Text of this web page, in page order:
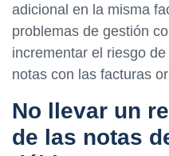
adicional en la misma
problemas de gestión
incrementar el riesgo
notas con las facturas
No llevar un
de las notas